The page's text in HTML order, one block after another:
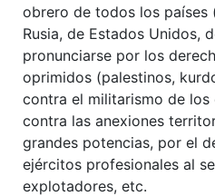
obrero de todos los países
Rusia, de Estados Unidos,
pronunciarse por los
oprimidos (palestinos,
contra el militarismo de los
contra las anexiones
grandes potencias, por el
ejércitos profesionales al
explotadores, etc.